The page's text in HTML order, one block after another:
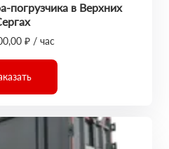
погрузчика в Верхних
₽ / час